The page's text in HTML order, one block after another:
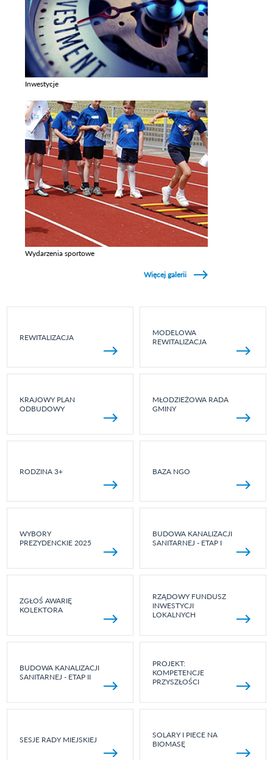
Inwestycje
Wydarzenia sportowe
Więcej galerii
REWITALIZACJA
MODELOWA
REWITALIZACJA
KRAJOWY PLAN
ODBUDOWY
MŁODZIEŻOWA RADA
GMINY
RODZINA 3+ BAZA NGO
WYBORY
PREZYDENCKIE 2025
BUDOWA KANALIZACJI
SANITARNEJ - ETAP I
ZGŁOŚ AWARIĘ
KOLEKTORA
RZĄDOWY FUNDUSZ
INWESTYCJI
LOKALNYCH
BUDOWA KANALIZACJI
SANITARNEJ - ETAP II
PROJEKT:
KOMPETENCJE
PRZYSZŁOŚCI
SESJE RADY MIEJSKIEJ
SOLARY I PIECE NA
BIOMASĘ